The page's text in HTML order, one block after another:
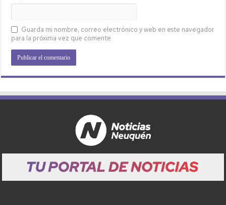
Guarda mi nombre, correo electrónico y web en este navegador
para la próxima vez que comente.